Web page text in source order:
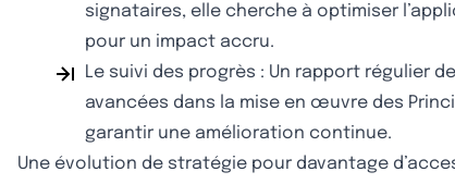
signataires, elle cherche à optimiser
pour un impact accru.
Le suivi des progrès : Un rapport régulier
avancées dans la mise en œuvre des
garantir une amélioration continue.
Une évolution de stratégie pour davantage